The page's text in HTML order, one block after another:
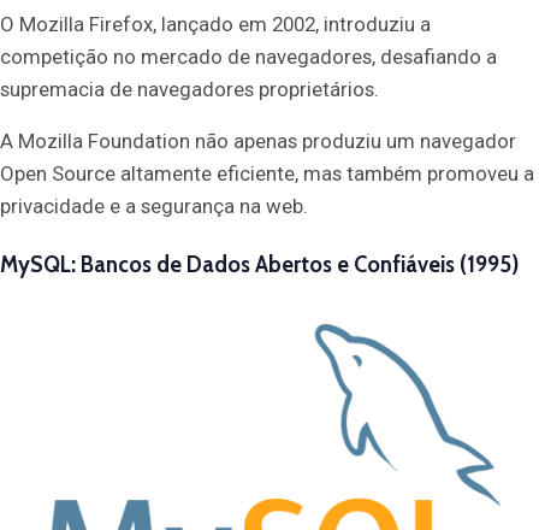
O Mozilla Firefox, lançado em 2002, introduziu a
competição no mercado de navegadores, desafiando a
supremacia de navegadores proprietários.
A Mozilla Foundation não apenas produziu um navegador
Open Source altamente eficiente, mas também promoveu a
privacidade e a segurança na web.
MySQL: Bancos de Dados Abertos e Confiáveis (1995)